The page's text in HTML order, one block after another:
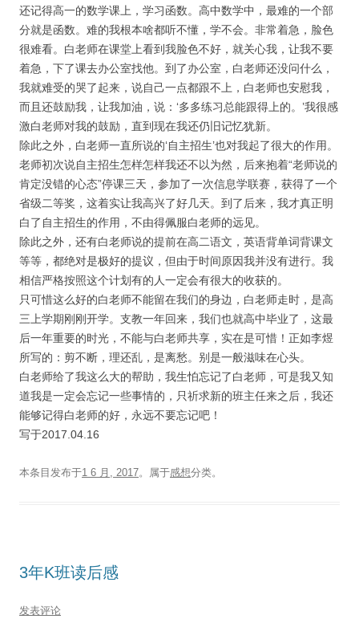
还记得高一的数学课上，学习函数。高中数学中，最难的一个部
分就是函数。难的我根本啥都听不懂，学不会。非常着急，脸色
很难看。白老师在课堂上看到我脸色不好，就关心我，让我不要
着急，下了课去办公室找他。到了办公室，白老师还没问什么，
我就难受的哭了起来，说自己一点都跟不上，白老师也安慰我，
而且还鼓励我，让我加油，说：‘多多练习总能跟得上的。’我很感
激白老师对我的鼓励，直到现在我还仍旧记忆犹新。
除此之外，白老师一直所说的‘自主招生’也对我起了很大的作用。
老师初次说自主招生怎样怎样我还不以为然，后来抱着“老师说的
肯定没错的心态”停课三天，参加了一次信息学联赛，获得了一个
省级二等奖，这着实让我高兴了好几天。到了后来，我才真正明
白了自主招生的作用，不由得佩服白老师的远见。
除此之外，还有白老师说的提前在高二语文，英语背单词背课文
等等，都绝对是极好的提议，但由于时间原因我并没有进行。我
相信严格按照这个计划有的人一定会有很大的收获的。
只可惜这么好的白老师不能留在我们的身边，白老师走时，是高
三上学期刚刚开学。支教一年回来，我们也就高中毕业了，这最
后一年重要的时光，不能与白老师共享，实在是可惜！正如李煜
所写的：剪不断，理还乱，是离愁。别是一般滋味在心头。
白老师给了我这么大的帮助，我生怕忘记了白老师，可是我又知
道我是一定会忘记一些事情的，只祈求新的班主任来之后，我还
能够记得白老师的好，永远不要忘记吧！
写于2017.04.16
本条目发布于1 6 月, 2017。属于感想分类。
3年K班读后感
发表评论